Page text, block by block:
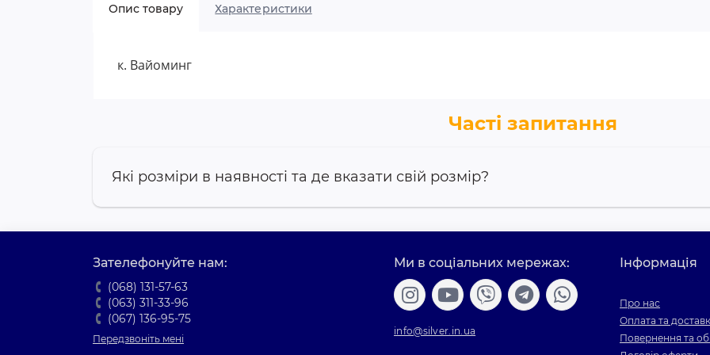
Опис товару Характеристики
к. Вайоминг
Часті запитання
Які розміри в наявності та де вказати свій розмір?
Зателефонуйте нам:
(068) 131-57-63
(063) 311-33-96
(067) 136-95-75
Передзвоніть мені
Ми в соціальних мережах:
info@silver.in.ua
Інформація
Про нас
Оплата та
Повернення та